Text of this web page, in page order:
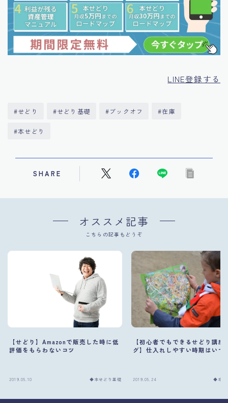
LINE登録する
#せどり #せどり基礎 #ブックオフ #在庫
#本せどり
SHARE
オススメ記事
こちらの記事もどうぞ
【せどり】Amazonで販売した時に低
評価をもらわないコツ
2019.05.10 ◆本せどり基礎
【初心者でもできるせどり講座
グ】仕入れしやすい時期はいつ
2019.05.24 ◆本せ